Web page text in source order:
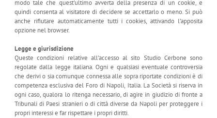
modo tale che quest’ultimo avverta della presenza di un cookie, e
quindi consenta al visitatore di decidere se accettarlo o meno. Si può
anche rifiutare automaticamente tutti i cookies, attivando l’apposita
opzione nel browser.
Legge e giurisdizione
Queste condizioni relative all’accesso al sito Studio Cerbone sono
regolate dalla legge italiana. Ogni e qualsiasi eventuale controversia
che derivi o sia comunque connessa alle sopra riportate condizioni è di
competenza esclusiva del Foro di Napoli, Italia. La Società si riserva in
ogni caso, qualora lo ritenga necessario, di agire in giudizio di fronte a
Tribunali di Paesi stranieri o di città diverse da Napoli per proteggere i
propri interessi e far rispettare i propri diritti.